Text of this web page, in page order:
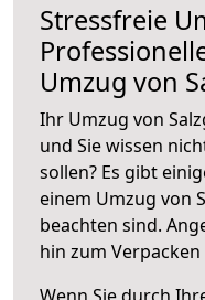
Stressfreie
Umzug von
Ihr Umzug von
und Sie wissen
sollen? Es gibt
einem Umzug von
beachten sind.
hin zum